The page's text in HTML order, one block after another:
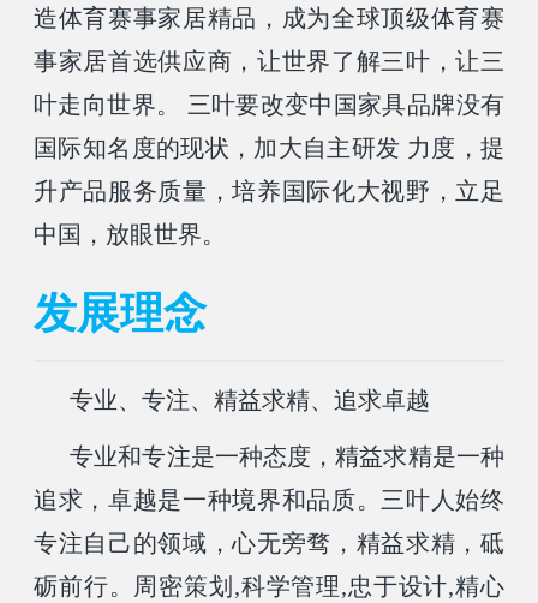
造体育赛事家居精品，成为全球顶级体育赛
事家居首选供应商，让世界了解三叶，让三
叶走向世界。 三叶要改变中国家具品牌没有
国际知名度的现状，加大自主研发 力度，提
升产品服务质量，培养国际化大视野，立足
中国，放眼世界。
发展理念
专业、专注、精益求精、追求卓越
专业和专注是一种态度，精益求精是一种
追求，卓越是一种境界和品质。三叶人始终
专注自己的领域，心无旁骛，精益求精，砥
砺前行。周密策划,科学管理,忠于设计,精心